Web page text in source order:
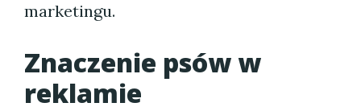
marketingu.
Znaczenie psów w
reklamie